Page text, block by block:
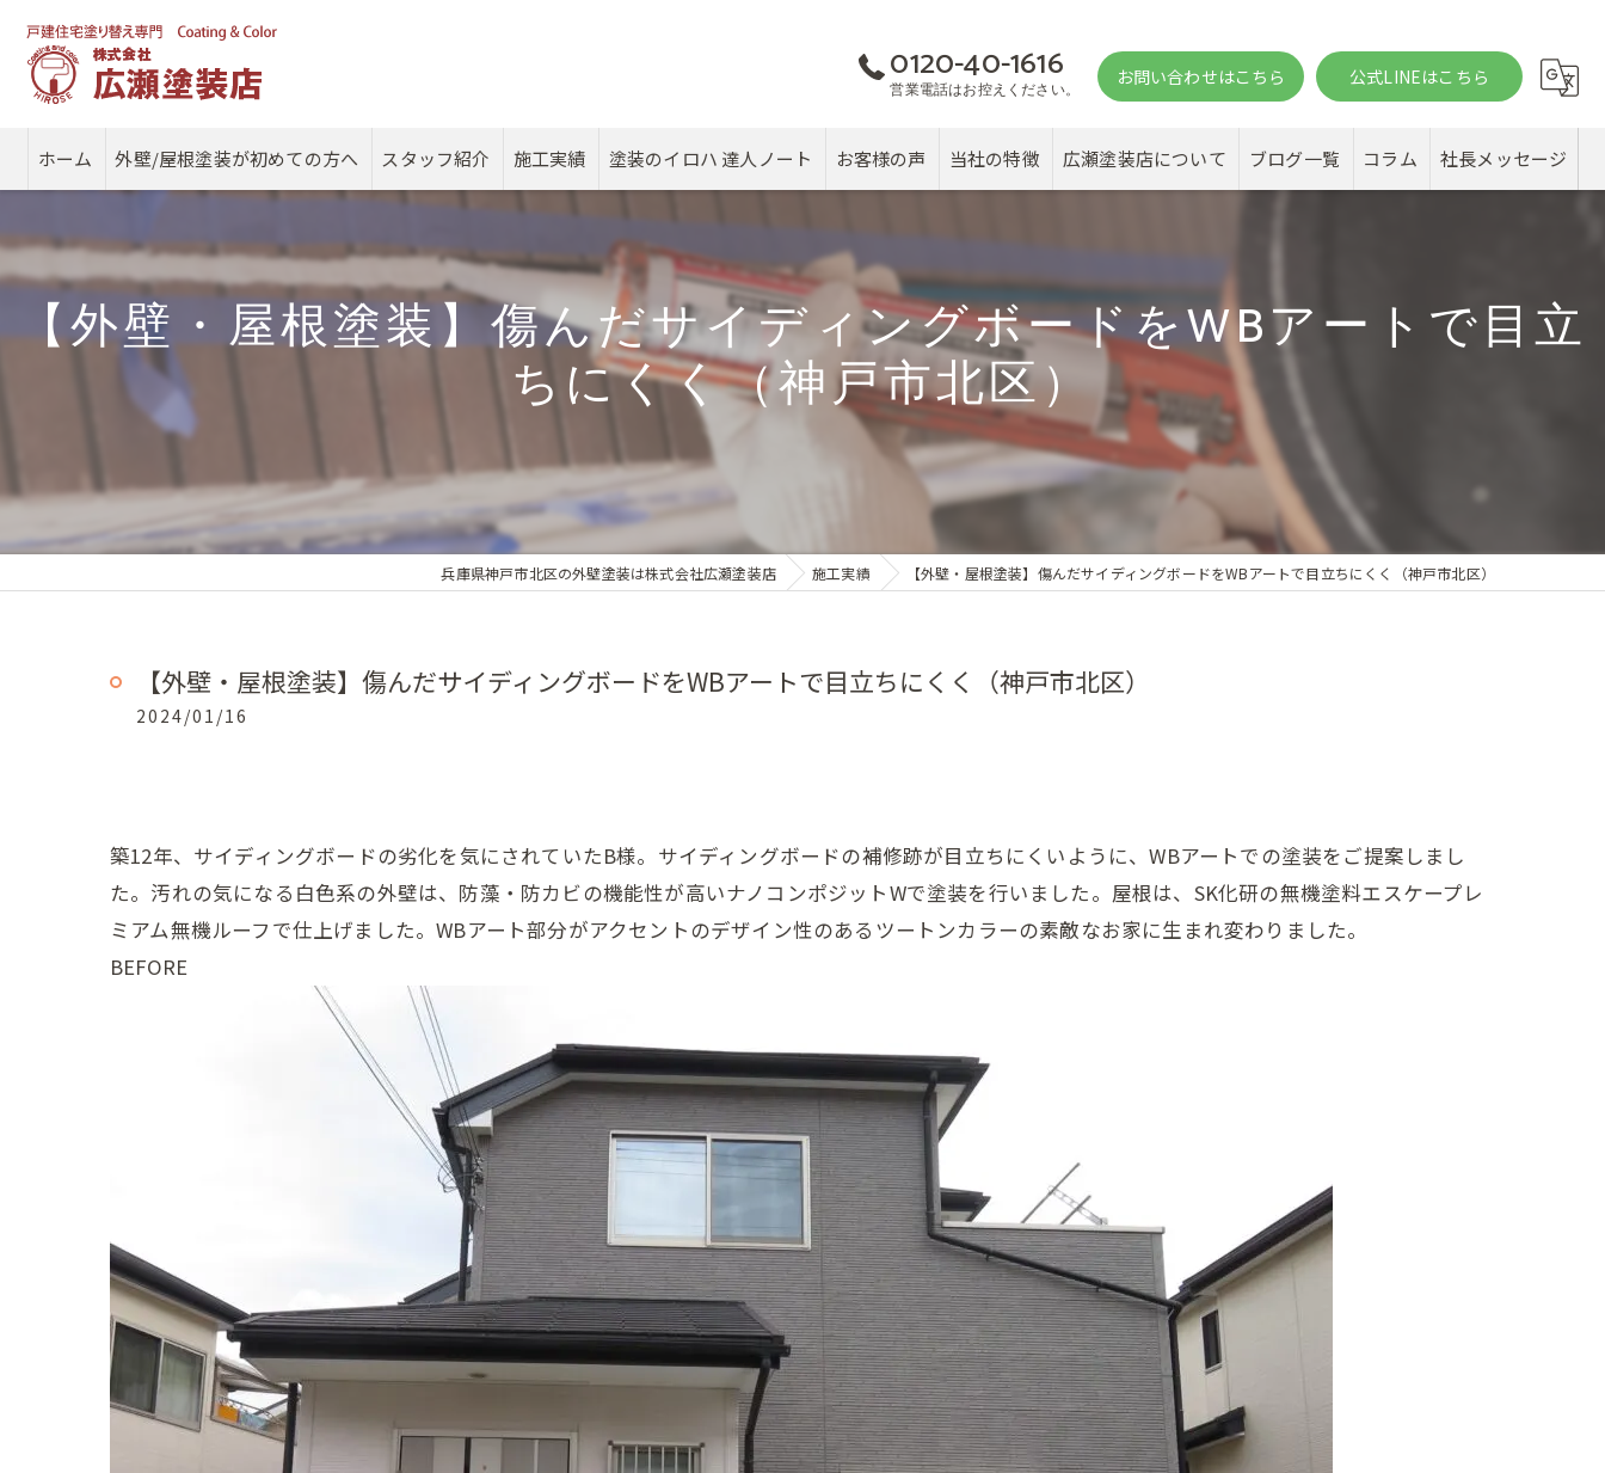
0120-40-1616
営業電話はお控えください。
お問い合わせはこちら 公式LINEはこちら
ホーム 外壁/屋根塗装が初めての方へ スタッフ紹介 施工実績 塗装のイロハ 達人ノート お客様の声 当社の特徴
屋根
カバー工法
塗り替え
雨漏り
戸建て
広瀬塗装店について ブログ一覧 コラム 社長メッセージ
【外壁・屋根塗装】傷んだサイディングボードをWBアートで目立
ちにくく（神戸市北区）
兵庫県神戸市北区の外壁塗装は株式会社広瀬塗装店 施工実績 【外壁・屋根塗装】傷んだサイディングボードをWBアートで目立ちにくく（神戸市北区）
【外壁・屋根塗装】傷んだサイディングボードをWBアートで目立ちにくく（神戸市北区）
2024/01/16
築12年、サイディングボードの劣化を気にされていたB様。サイディングボードの補修跡が目立ちにくいように、WBアートでの塗装をご提案しまし
た。汚れの気になる白色系の外壁は、防藻・防カビの機能性が高いナノコンポジットWで塗装を行いました。屋根は、SK化研の無機塗料エスケープレ
ミアム無機ルーフで仕上げました。WBアート部分がアクセントのデザイン性のあるツートンカラーの素敵なお家に生まれ変わりました。
BEFORE